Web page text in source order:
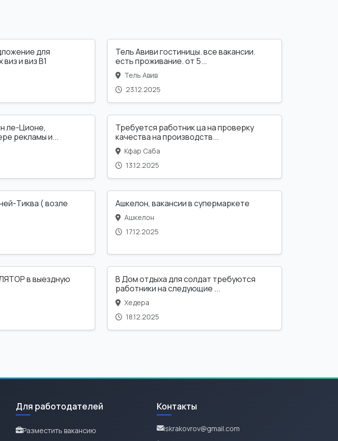
для
и виз B1
Тель Авиви гостиницы. все вакансии.
есть проживание. от 5...
Тель Авив
23.12.2025
ле-Ционе,
рекламы и...
Требуется работник ца на проверку
качества на производств...
Кфар Саба
13.12.2025
Тиква ( возле
Ашкелон, вакансии в супермаркете
Ашкелон
17.12.2025
в выездную
В Дом отдыха для солдат требуются
работники на следующие ...
Хедера
18.12.2025
Для работодателей
Разместить вакансию
Контакты
iskrakovrov@gmail.com